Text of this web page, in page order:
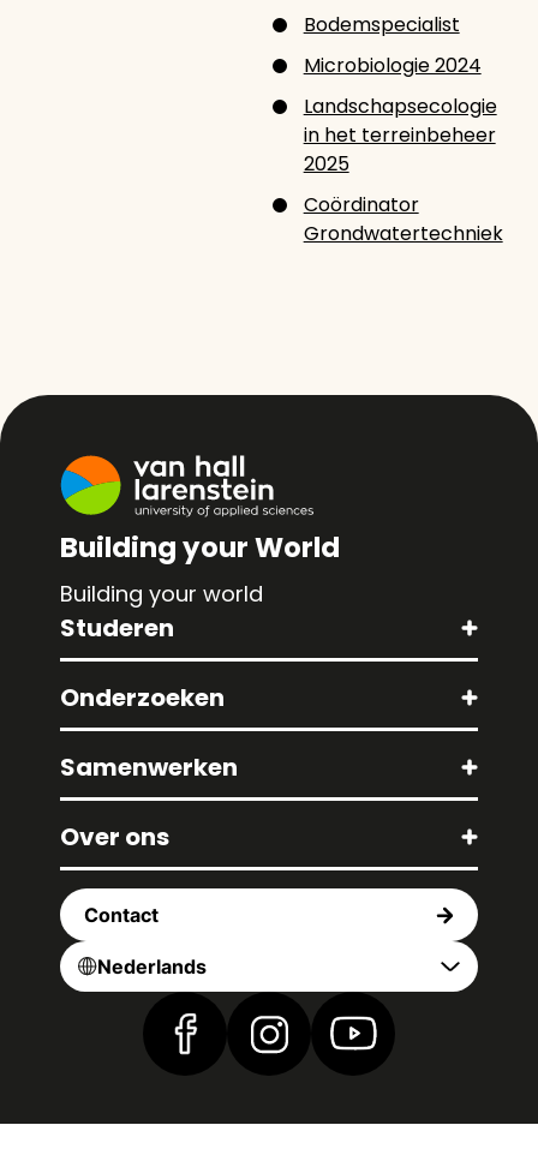
Bodemspecialist
Microbiologie 2024
Landschapsecologie
in het terreinbeheer
2025
Coördinator
Grondwatertechniek
Building your World
Building your world
Studeren
Onderzoeken
Samenwerken
Over ons
Contact
Nederlands
Vind ons op Facebook
Vind ons op Instagram
Vind ons op